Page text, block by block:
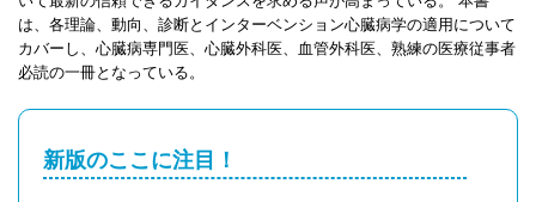
は、各理論、動向、診断とインターベンション心臓病学の適用について
カバーし、心臓病専門医、心臓外科医、血管外科医、熟練の医療従事者
必読の一冊となっている。
新版のここに注目！